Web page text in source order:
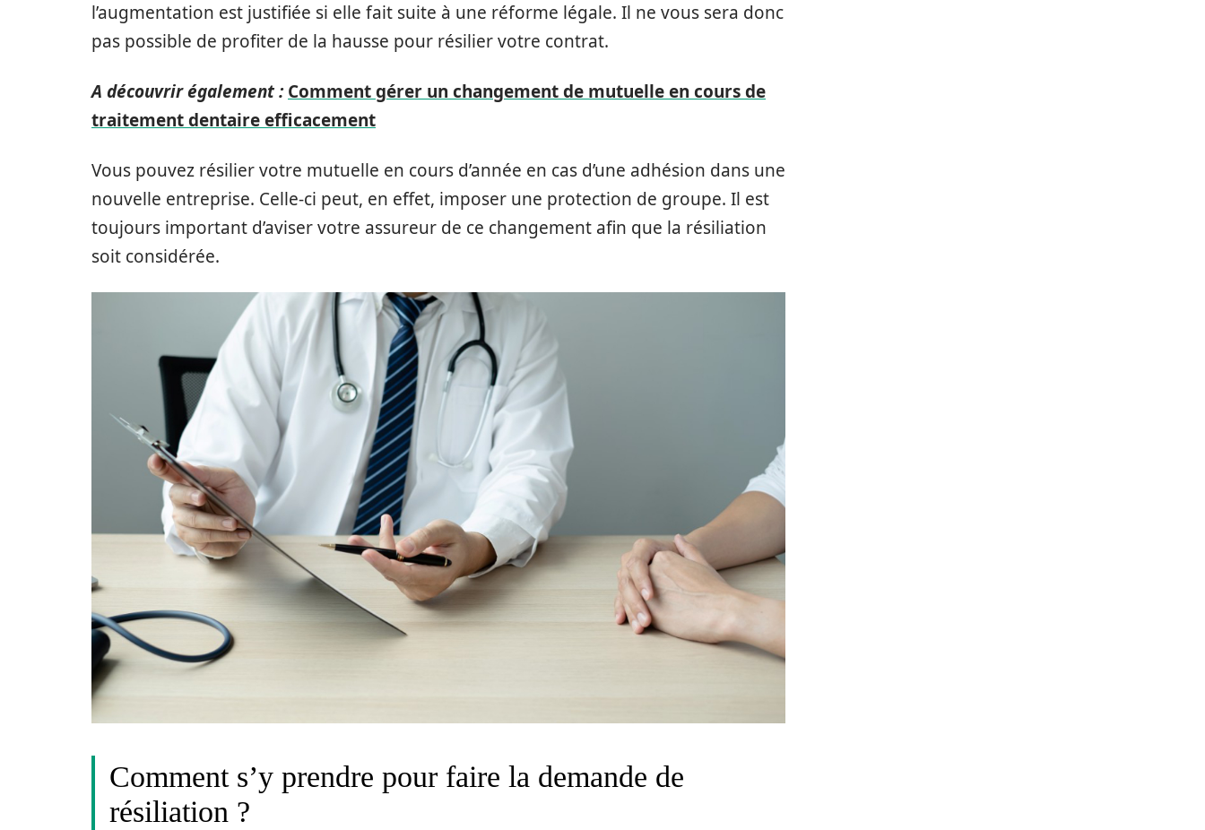
l’augmentation est justifiée si elle fait suite à une réforme légale. Il ne vous sera donc
pas possible de profiter de la hausse pour résilier votre contrat.
A découvrir également : Comment gérer un changement de mutuelle en cours de
traitement dentaire efficacement
Vous pouvez résilier votre mutuelle en cours d’année en cas d’une adhésion dans une
nouvelle entreprise. Celle-ci peut, en effet, imposer une protection de groupe. Il est
toujours important d’aviser votre assureur de ce changement afin que la résiliation
soit considérée.
Comment s’y prendre pour faire la demande de
résiliation ?